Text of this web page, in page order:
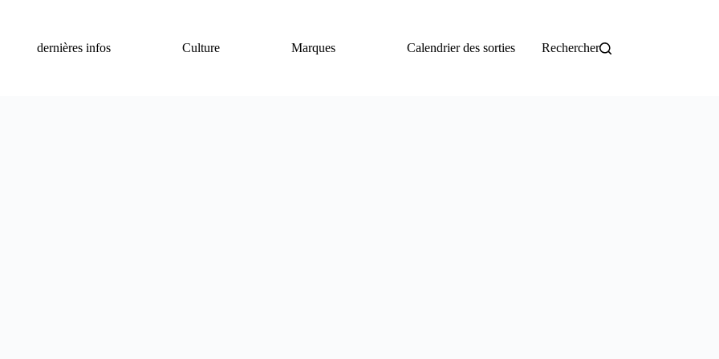
dernières infos
Culture Marques Calendrier des sorties Rechercher